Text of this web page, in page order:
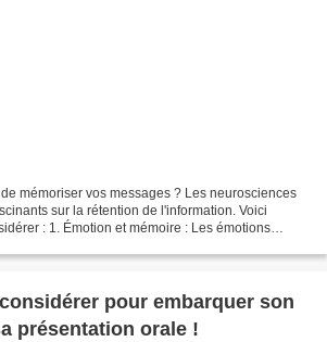
mémoriser vos messages ? Les neurosciences
sur la rétention de l'information. Voici
: 1. Émotion et mémoire : Les émotions
pour embarquer son
présentation orale !